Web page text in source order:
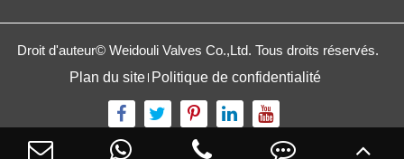
Droit d'auteur©Weidouli Valves Co.,Ltd. Tous droits réservés.
Plan du site Politique de confidentialité